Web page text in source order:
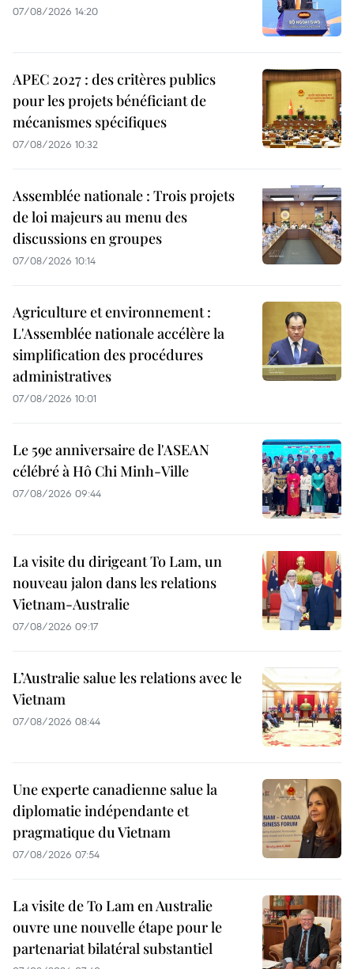
07/08/2026 14:20
APEC 2027 : des critères publics
pour les projets bénéficiant de
mécanismes spécifiques
07/08/2026 10:32
Assemblée nationale : Trois projets
de loi majeurs au menu des
discussions en groupes
07/08/2026 10:14
Agriculture et environnement :
L'Assemblée nationale accélère la
simplification des procédures
administratives
07/08/2026 10:01
Le 59e anniversaire de l'ASEAN
célébré à Hô Chi Minh-Ville
07/08/2026 09:44
La visite du dirigeant To Lam, un
nouveau jalon dans les relations
Vietnam-Australie
07/08/2026 09:17
L’Australie salue les relations avec le
Vietnam
07/08/2026 08:44
Une experte canadienne salue la
diplomatie indépendante et
pragmatique du Vietnam
07/08/2026 07:54
La visite de To Lam en Australie
ouvre une nouvelle étape pour le
partenariat bilatéral substantiel